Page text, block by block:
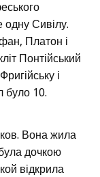
одну Сивілу.
Платон і
Понтійський
і
було 10.
Вона жила
була дочкою
відкрила